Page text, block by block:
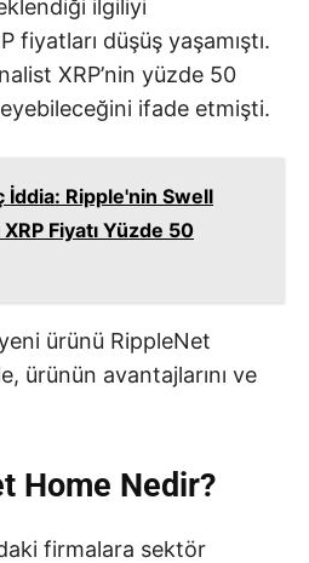
ilgiliyi
fiyatları düşüş yaşamıştı.
XRP’nin yüzde 50
ifade etmişti.
İddia: Ripple'nin Swell
Fiyatı Yüzde 50
ürünü RippleNet
ürünün avantajlarını ve
Home Nedir?
firmalara sektör